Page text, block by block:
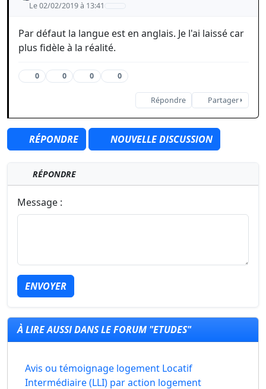
Le 02/02/2019 à 13:41
Par défaut la langue est en anglais. Je l'ai laissé car
plus fidèle à la réalité.
0 0 0 0
Répondre Partager
RÉPONDRE NOUVELLE DISCUSSION
RÉPONDRE
Message :
ENVOYER
À LIRE AUSSI DANS LE FORUM "ETUDES"
Avis ou témoignage logement Locatif
Intermédiaire (LLI) par action logement